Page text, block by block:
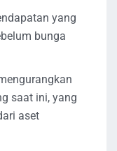
yang
bunga
saat ini, yang
aset